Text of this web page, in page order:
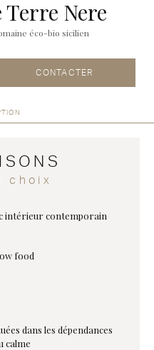
Nere
éco-bio sicilien
CONTACTER
choix
intérieur contemporain
food
dans les dépendances
calme